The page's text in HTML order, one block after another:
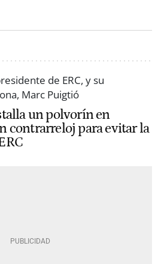
un polvorín en
contrarreloj para evitar la